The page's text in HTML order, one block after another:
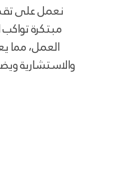
نعمل على
مبتكرة
العمل، مما
والاستشارية